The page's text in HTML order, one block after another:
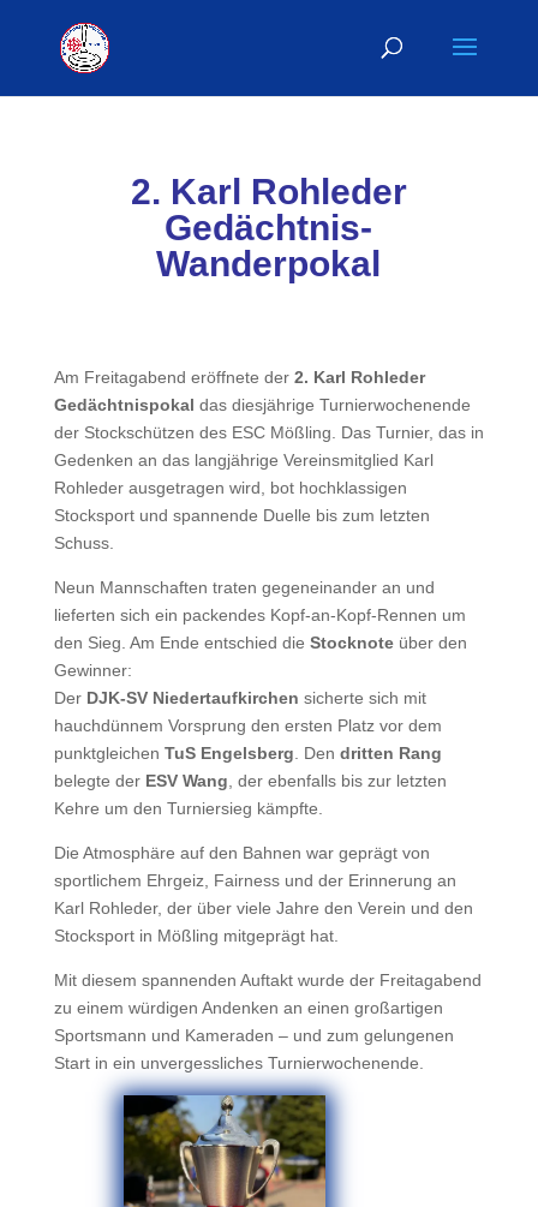
2. Karl Rohleder
Gedächtnis-
Wanderpokal
Am Freitagabend eröffnete der 2. Karl Rohleder
Gedächtnispokal das diesjährige Turnierwochenende
der Stockschützen des ESC Mößling. Das Turnier, das in
Gedenken an das langjährige Vereinsmitglied Karl
Rohleder ausgetragen wird, bot hochklassigen
Stocksport und spannende Duelle bis zum letzten
Schuss.
Neun Mannschaften traten gegeneinander an und
lieferten sich ein packendes Kopf-an-Kopf-Rennen um
den Sieg. Am Ende entschied die Stocknoteüber den
Gewinner:
Der DJK-SV Niedertaufkirchen sicherte sich mit
hauchdünnem Vorsprung den ersten Platz vor dem
punktgleichen TuS Engelsberg . Den dritten Rang
belegte der ESV Wang , der ebenfalls bis zur letzten
Kehre um den Turniersieg kämpfte.
Die Atmosphäre auf den Bahnen war geprägt von
sportlichem Ehrgeiz, Fairness und der Erinnerung an
Karl Rohleder, der über viele Jahre den Verein und den
Stocksport in Mößling mitgeprägt hat.
Mit diesem spannenden Auftakt wurde der Freitagabend
zu einem würdigen Andenken an einen großartigen
Sportsmann und Kameraden – und zum gelungenen
Start in ein unvergessliches Turnierwochenende.